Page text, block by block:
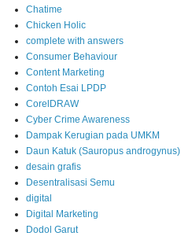
Chatime
Chicken Holic
complete with answers
Consumer Behaviour
Content Marketing
Contoh Esai LPDP
CorelDRAW
Cyber Crime Awareness
Dampak Kerugian pada UMKM
Daun Katuk (Sauropus androgynus)
desain grafis
Desentralisasi Semu
digital
Digital Marketing
Dodol Garut